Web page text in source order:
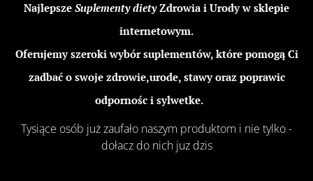
Najlepsze Suplementy dietyZdrowia i Urody w sklepie
internetowym.
Oferujemy szeroki wybór suplementów, które pomogą Ci
zadbać o swoje zdrowie,urode, stawy oraz poprawic
odpornośc i sylwetke. 😁
Tysiące osób już zaufało naszym produktom i nie tylko -
dołacz do nich juz dzis